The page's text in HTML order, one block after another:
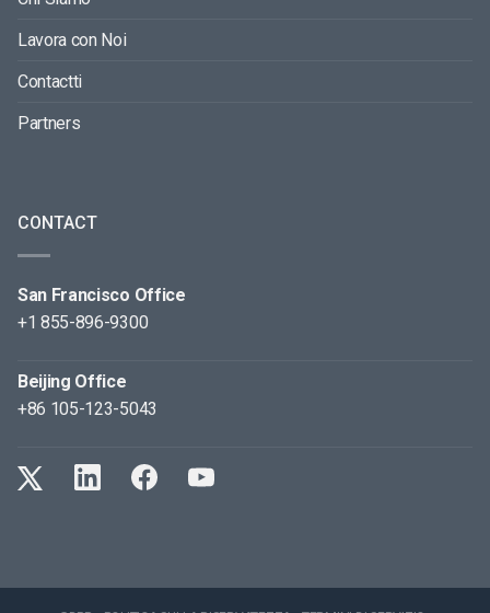
Lavora con Noi
Contactti
Partners
CONTACT
San Francisco Office
+1 855-896-9300
Beijing Office
+86 105-123-5043